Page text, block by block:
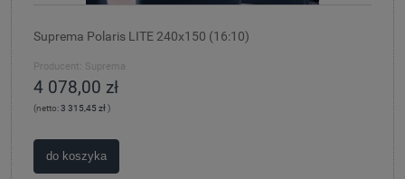
Suprema Polaris LITE 240x150 (16:10)
Producent: Suprema
4 078,00 zł
(netto:3 315,45 zł )
do koszyka